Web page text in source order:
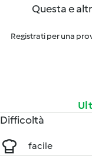
Questa e
Registrati per una
Difficoltà
facile